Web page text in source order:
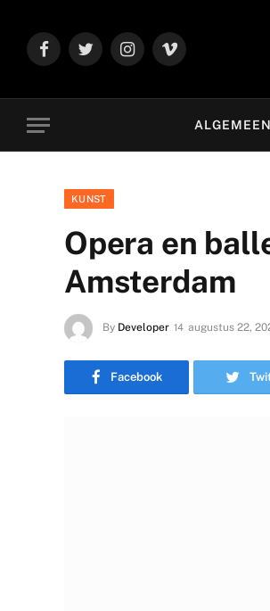
FacebookTwitter Instagram
Vimeo
ALGEMEEN
KUNST
Opera en
Amsterdam
By Developer augustus 22,
Facebook